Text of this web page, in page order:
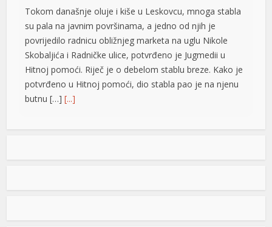
Tokom današnje oluje i kiše u Leskovcu, mnoga stabla
su pala na javnim površinama, a jedno od njih je
povrijedilo radnicu obližnjeg marketa na uglu Nikole
Skobaljića i Radničke ulice, potvrđeno je Jugmedii u
Hitnoj pomoći. Riječ je o debelom stablu breze. Kako je
potvrđeno u Hitnoj pomoći, dio stabla pao je na njenu
butnu […][...]
Snimak s Jadrana izazvao bijes javnosti: Muškarac džet
Snimak s Kraljičine plaže u Ninu izazvao je
kako osoba na džet skiju prilazi